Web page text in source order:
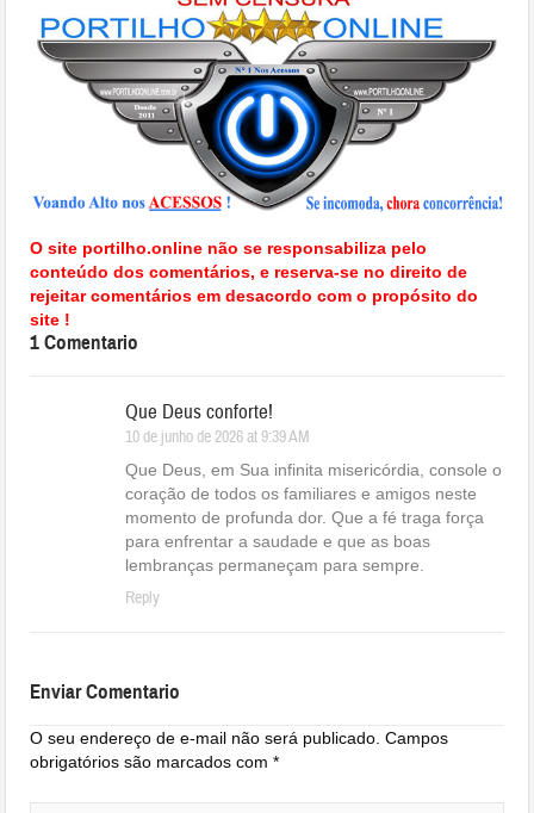
O site portilho.online não se responsabiliza pelo
conteúdo dos comentários, e reserva-se no direito de
rejeitar comentários em desacordo com o propósito do
site !
1 Comentario
Que Deus conforte!
10 de junho de 2026 at 9:39 AM
Que Deus, em Sua infinita misericórdia, console o
coração de todos os familiares e amigos neste
momento de profunda dor. Que a fé traga força
para enfrentar a saudade e que as boas
lembranças permaneçam para sempre.
Reply
Enviar Comentario
O seu endereço de e-mail não será publicado. Campos
obrigatórios são marcados com*